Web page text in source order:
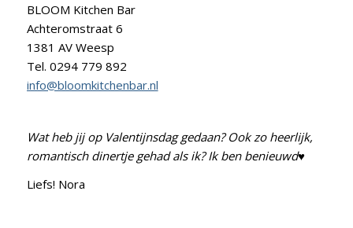
BLOOM Kitchen Bar
Achteromstraat 6
1381 AV Weesp
Tel. 0294 779 892
info@bloomkitchenbar.nl
Wat heb jij op Valentijnsdag gedaan? Ook zo heerlijk,
romantisch dinertje gehad als ik? Ik ben benieuwd♥
Liefs! Nora